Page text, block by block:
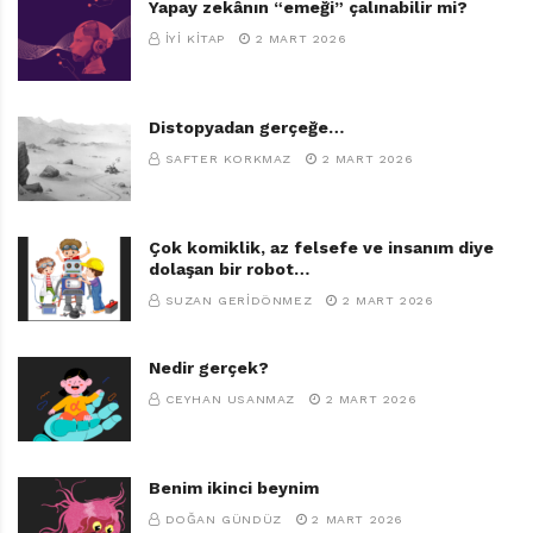
Boncuk
Resimleyen: Emily Bolam
İletişim Yayınları, 72 sayfa
TAGS:BAHAR SIBER
E. NIDA DINÇTÜRK,EKONOMIK FARKLILIKLAR
EMILY BOLAM
,FRANCESCA SIMON ,HAYVANLAR
Yapay zekânın “emeği” çalınabilir mi?
İYI KITAP 2 MART 2026
Distopyadan gerçeğe…
SAFTER KORKMAZ 2 MART 2026
Çok komiklik, az felsefe ve insanım diye
dolaşan bir robot…
SUZAN GERIDÖNMEZ 2 MART 2026
Nedir gerçek?
CEYHAN USANMAZ 2 MART 2026
Benim ikinci beynim
DOĞAN GÜNDÜZ 2 MART 2026